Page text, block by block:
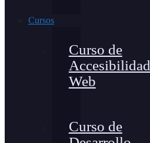
Cursos
Curso de
Accesibilidad
Web
Curso de